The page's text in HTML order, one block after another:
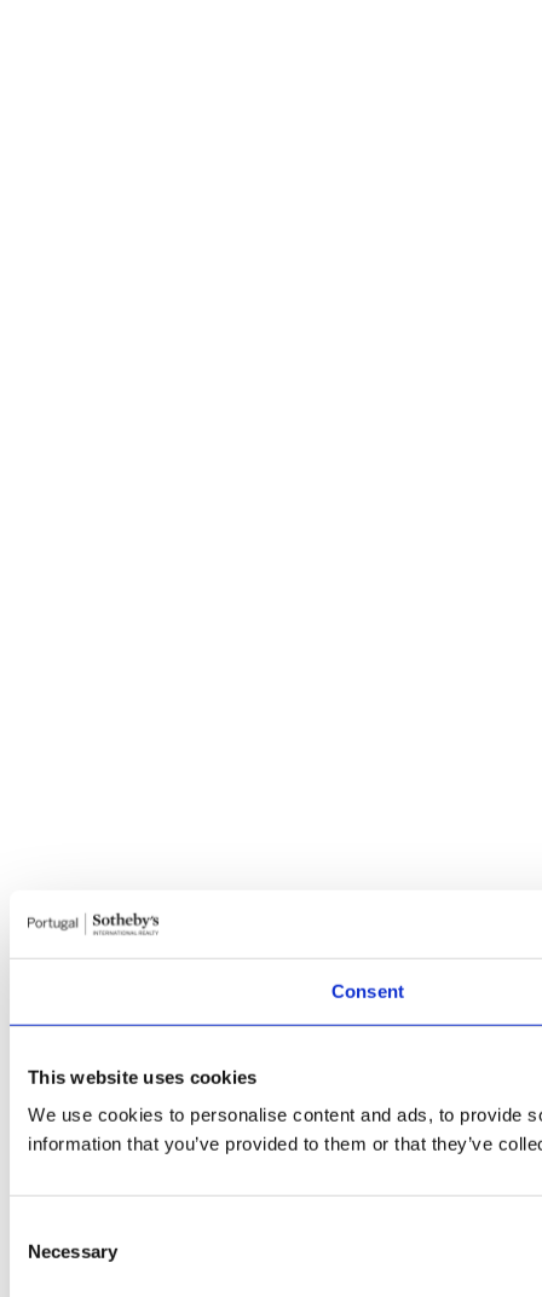
Consent
This website uses cookies
We use cookies to personalise content and ads, to provide
information that you’ve provided to them or that they’ve
Selection
Necessary